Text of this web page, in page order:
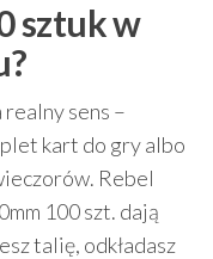
sztuk w
sens –
kart do gry albo
Rebel
100 szt. dają
talię, odkładasz